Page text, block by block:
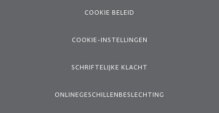
COOKIE BELEID
COOKIE-INSTELLINGEN
SCHRIFTELIJKE KLACHT
ONLINEGESCHILLENBESLECHTING